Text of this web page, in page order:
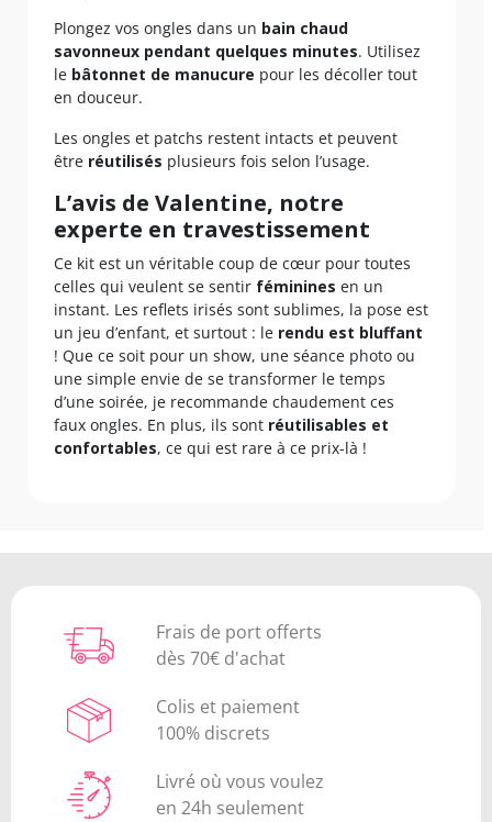
Plongez vos ongles dans un bain chaud
savonneux pendant quelques minutes. Utilisez
le bâtonnet de manucure pour les décoller tout
en douceur.
Les ongles et patchs restent intacts et peuvent
être réutilisés plusieurs fois selon l’usage.
L’avis de Valentine, notre
experte en travestissement
Ce kit est un véritable coup de cœur pour toutes
celles qui veulent se sentir féminines en un
instant. Les reflets irisés sont sublimes, la pose est
un jeu d’enfant, et surtout : le rendu est bluffant
! Que ce soit pour un show, une séance photo ou
une simple envie de se transformer le temps
d’une soirée, je recommande chaudement ces
faux ongles. En plus, ils sont réutilisables et
confortables, ce qui est rare à ce prix-là !
Frais de port offerts
dès 70€ d'achat
Colis et paiement
100% discrets
Livré où vous voulez
en 24h seulement